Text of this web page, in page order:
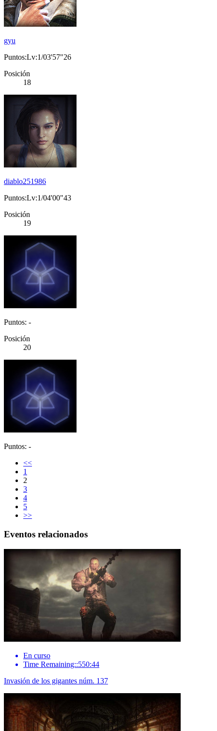
gyu
Puntos:Lv:1/03'57"26
Posición
18
diablo251986
Puntos:Lv:1/04'00"43
Posición
19
Puntos: -
Posición
20
Puntos: -
<<
1
2
3
4
5
>>
Eventos relacionados
En curso
Time Remaining::550:44
Invasión de los gigantes núm. 137